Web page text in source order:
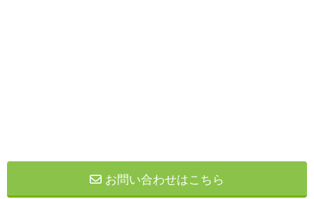
お問い合わせはこちら